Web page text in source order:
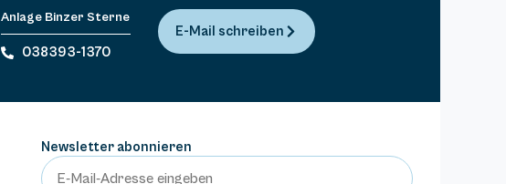
Anlage Binzer Sterne
038393-1370
E-Mail schreiben
Newsletter abonnieren